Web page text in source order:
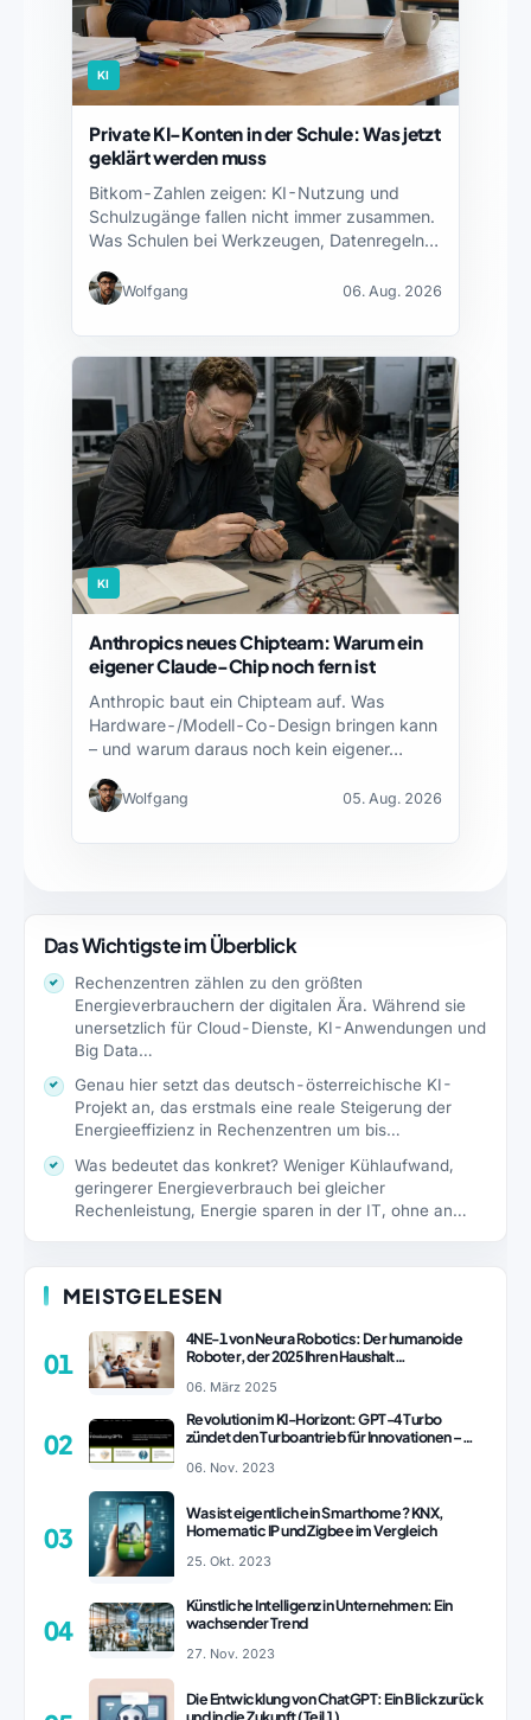
KI
Private KI-Konten in der Schule: Was jetzt
geklärt werden muss
Bitkom-Zahlen zeigen: KI-Nutzung und
Schulzugänge fallen nicht immer zusammen.
Was Schulen bei Werkzeugen, Datenregeln
Wolfgang 06. Aug. 2026
KI
Anthropics neues Chipteam: Warum ein
eigener Claude-Chip noch fern ist
Anthropic baut ein Chipteam auf. Was
Hardware-/Modell-Co-Design bringen kann
– und warum daraus noch kein eigener…
Wolfgang 05. Aug. 2026
Das Wichtigste im Überblick
Rechenzentren zählen zu den größten
Energieverbrauchern der digitalen Ära. Während sie
unersetzlich für Cloud-Dienste, KI-Anwendungen und
Big Data…
Genau hier setzt das deutsch-österreichische KI-
Projekt an, das erstmals eine reale Steigerung der
Energieeffizienz in Rechenzentren um bis…
Was bedeutet das konkret? Weniger Kühlaufwand,
geringerer Energieverbrauch bei gleicher
Rechenleistung, Energie sparen in der IT, ohne an…
MEISTGELESEN
01
4NE-1 von Neura Robotics: Der humanoide
Roboter, der 2025 Ihren Haushalt
06. März 2025
02
Revolution im KI-Horizont: GPT-4 Turbo
zündet den Turboantrieb für Innovationen –
06. Nov. 2023
03
Was ist eigentlich ein Smarthome? KNX,
Homematic IP und Zigbee im Vergleich
25. Okt. 2023
04
Künstliche Intelligenz in Unternehmen: Ein
wachsender Trend
27. Nov. 2023
Die Entwicklung von ChatGPT: Ein Blick zurück